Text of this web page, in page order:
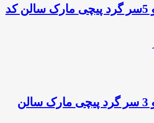
سوزن تتو 5سر گرد پیچی مارک سالن کد
سوزن تتو 3 سر گرد پیچی مارک سالن